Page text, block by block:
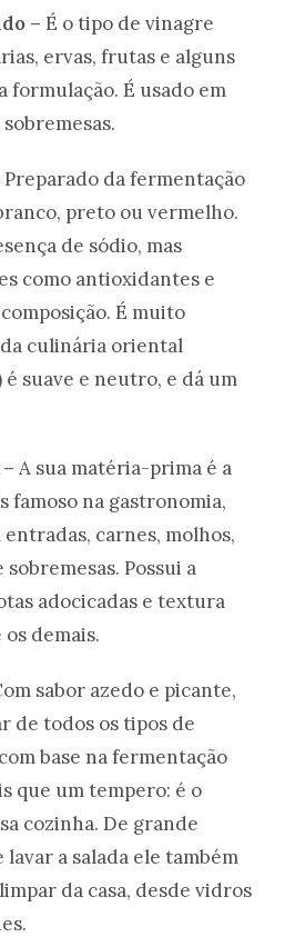
– É o tipo de vinagre
ervas, frutas e alguns
formulação. É usado em
Preparado da fermentação
preto ou vermelho.
de sódio, mas
como antioxidantes e
É muito
culinária oriental
é suave e neutro, e dá um
A sua matéria-prima é a
famoso na gastronomia,
carnes, molhos,
Possui a
adocicadas e textura
demais.
sabor azedo e picante,
de todos os tipos de
base na fermentação
que um tempero: é o
cozinha. De grande
a salada ele também
da casa, desde vidros